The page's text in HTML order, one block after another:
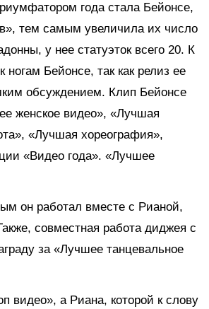
года стала Бейонсе,
тем самым увеличила их число
у нее статуэток всего 20. К
Бейонсе, так как релиз ее
обсуждением. Клип Бейонсе
женское видео», «Лучшая
«Лучшая хореография»,
«Видео года». «Лучшее
он работал вместе с Рианой,
совместная работа диджея с
за «Лучшее танцевальное
видео», а Риана, которой к слову